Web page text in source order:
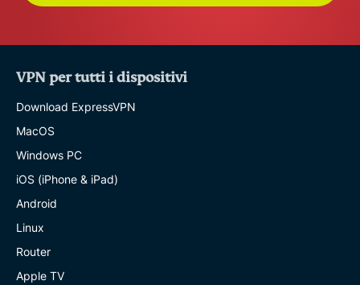
VPN per tutti i dispositivi
Download ExpressVPN
MacOS
Windows PC
iOS (iPhone & iPad)
Android
Linux
Router
Apple TV